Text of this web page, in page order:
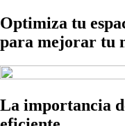
Optimiza tu
para mejorar tu
La importancia